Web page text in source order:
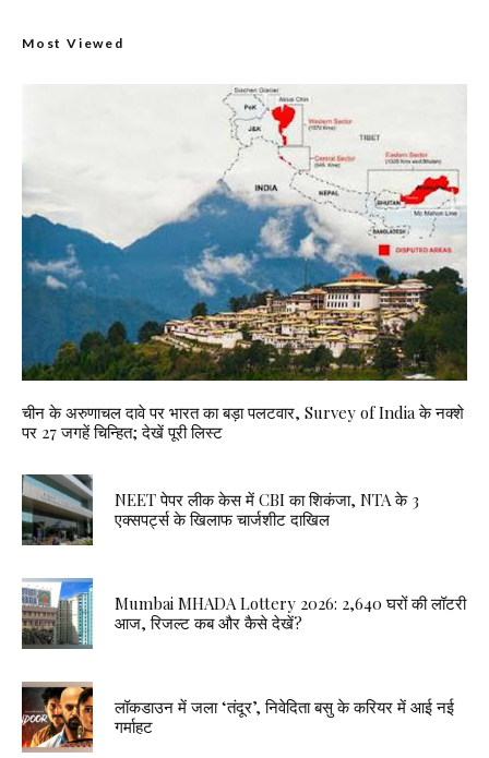
Most Viewed
चीन के अरुणाचल दावे पर भारत का बड़ा पलटवार, Survey of India के नक्शे
पर 27 जगहें चिन्हित; देखें पूरी लिस्ट
NEET पेपर लीक केस में CBI का शिकंजा, NTA के 3
एक्सपर्ट्स के खिलाफ चार्जशीट दाखिल
Mumbai MHADA Lottery 2026: 2,640 घरों की लॉटरी
आज, रिजल्ट कब और कैसे देखें?
लॉकडाउन में जला ‘तंदूर’, निवेदिता बसु के करियर में आई नई
गर्माहट